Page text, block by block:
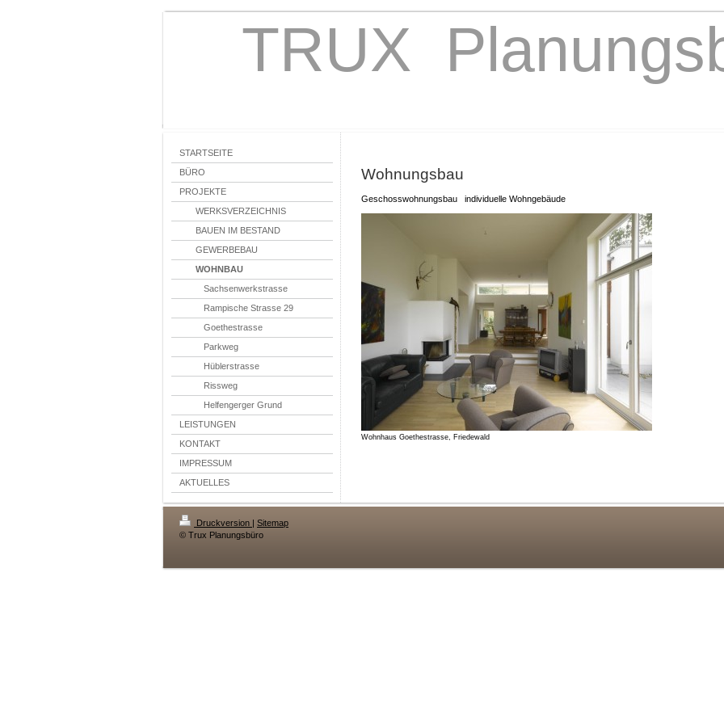
TRUX
STARTSEITE
BÜRO
PROJEKTE
WERKSVERZEICHNIS
BAUEN IM BESTAND
GEWERBEBAU
WOHNBAU
Sachsenwerkstrasse
Rampische Strasse 29
Goethestrasse
Parkweg
Hüblerstrasse
Rissweg
Helfengerger Grund
LEISTUNGEN
KONTAKT
IMPRESSUM
AKTUELLES
Wohnungsbau
Geschosswohnungsbau individuelle Wohngebäude
Wohnhaus Goethestrasse, Friedewald
Druckversion | Sitemap
© Trux Planungsbüro